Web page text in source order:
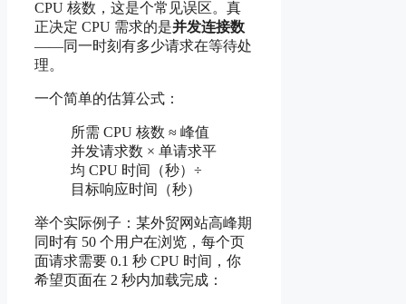
CPU 核数，这是个常见误区。真
正决定 CPU 需求的是并发连接数
——同一时刻有多少请求在等待处
理。
一个简单的估算公式：
所需 CPU 核数 ≈ 峰值
并发请求数 × 单请求平
均 CPU 时间（秒）÷
目标响应时间（秒）
举个实际例子：某外贸网站高峰期
同时有 50 个用户在浏览，每个页
面请求需要 0.1 秒 CPU 时间，你
希望页面在 2 秒内加载完成：